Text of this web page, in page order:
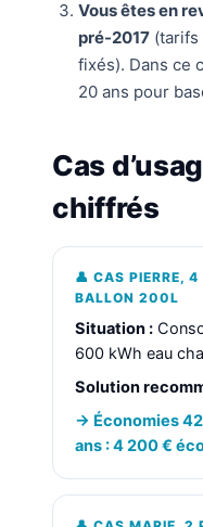
Vous êtes en
pré-2017 (tarifs
fixés). Dans ce
20 ans pour
Cas
chiffrés
👤 CAS PIERRE,
BALLON 200L
Situation :
600 kWh eau
Solution
→ Économies
ans : 4 200 €